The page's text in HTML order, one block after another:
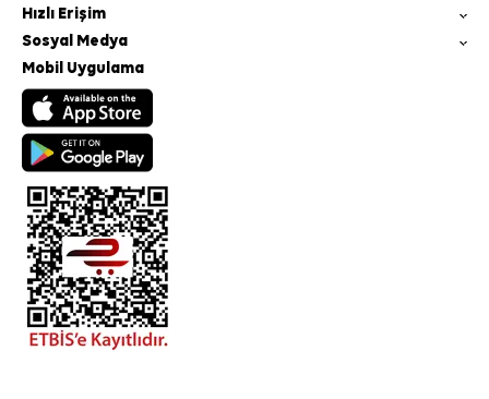
Hızlı Erişim
Sosyal Medya
Mobil Uygulama